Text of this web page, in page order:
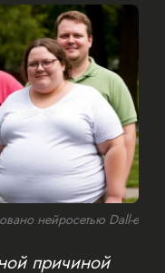
нейросетью Dall-e
причиной